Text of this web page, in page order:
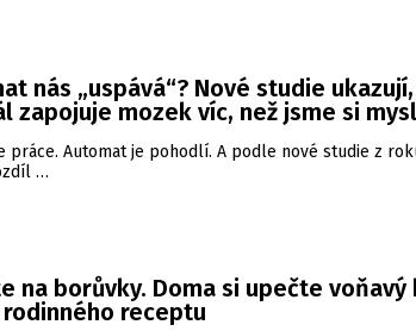
nás „uspává“? Nové studie
zapojuje mozek víc, než jsme si
práce. Automat je pohodlí. A podle nové studie z
…
na borůvky. Doma si upečte voňavý
receptu